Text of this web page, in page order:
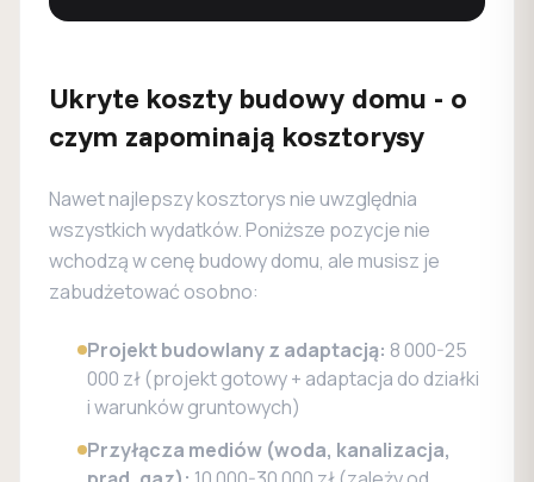
Ukryte koszty budowy domu - o
czym zapominają kosztorysy
Nawet najlepszy kosztorys nie uwzględnia
wszystkich wydatków. Poniższe pozycje nie
wchodzą w cenę budowy domu, ale musisz je
zabudżetować osobno:
Projekt budowlany z adaptacją: 8 000-25
000 zł (projekt gotowy + adaptacja do działki
i warunków gruntowych)
Przyłącza mediów (woda, kanalizacja,